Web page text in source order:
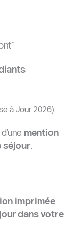
à Jour 2026)
mention
séjour.
imprimée
dans votre